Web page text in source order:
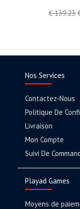
€139.23
Nos Services
Contactez-Nous
Politique De
Livraison
Mon Compte
Suivi De
Playad Games
Moyens de